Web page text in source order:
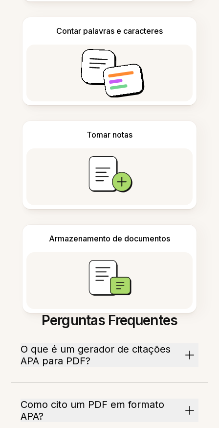
Contar palavras e caracteres
Tomar notas
Armazenamento de documentos
Perguntas Frequentes
O que é um gerador de citações
APA para PDF?
Como cito um PDF em formato
APA?